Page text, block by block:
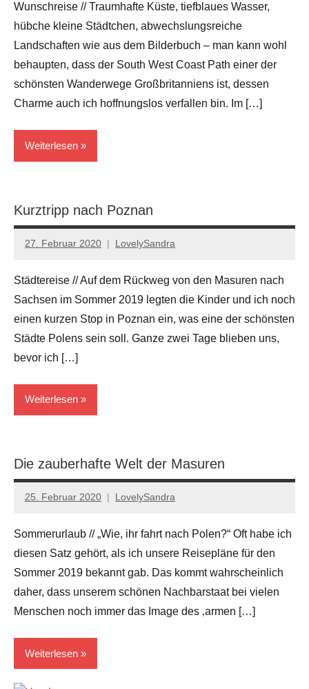
Wunschreise // Traumhafte Küste, tiefblaues Wasser,
hübche kleine Städtchen, abwechslungsreiche
Landschaften wie aus dem Bilderbuch – man kann wohl
behaupten, dass der South West Coast Path einer der
schönsten Wanderwege Großbritanniens ist, dessen
Charme auch ich hoffnungslos verfallen bin. Im […]
Weiterlesen
Großbritannien
Reiseziele
Kurztripp nach Poznan
27. Februar 2020 LovelySandra
Keine
Städtereise // Auf dem Rückweg von den Masuren nach
Sachsen im Sommer 2019 legten die Kinder und ich noch
einen kurzen Stop in Poznan ein, was eine der schönsten
Städte Polens sein soll. Ganze zwei Tage blieben uns,
bevor ich […]
Weiterlesen
Reiseziele
Die zauberhafte Welt der Masuren
25. Februar 2020 LovelySandra
Keine
Sommerurlaub // „Wie, ihr fahrt nach Polen?“ Oft habe ich
diesen Satz gehört, als ich unsere Reisepläne für den
Sommer 2019 bekannt gab. Das kommt wahrscheinlich
daher, dass unserem schönen Nachbarstaat bei vielen
Menschen noch immer das Image des ‚armen […]
Weiterlesen